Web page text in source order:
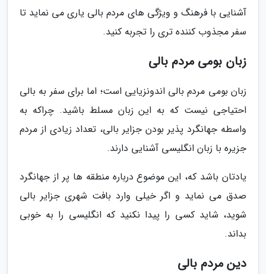
آشنایی با فرهنگ و ویژگی های مردم بالی یاری می نماید تا
سفر مجذوب کننده تری را تجربه کنید.
زبان بومی مردم بالی
زبان بومی مردم بالی اندونزیایی است؛ اما برای سفر به بالی
احتیاجی نیست که به این زبان مسلط باشید. چراکه به
واسطه جهانگرد پذیر بودن جزایر بالی، تعداد زیادی از مردم
جزیره با زبان انگلیسی آشنایی دارند.
یادتان باشد که، این موضوع درباره منطقه ها پر از جهانگرد
صدق می نماید و اگر خیلی وارد بافت شهری جزایر بالی
شوید، شاید کسی را پیدا نکنید که انگلیسی را به خوبی
بداند.
دین مردم بالی